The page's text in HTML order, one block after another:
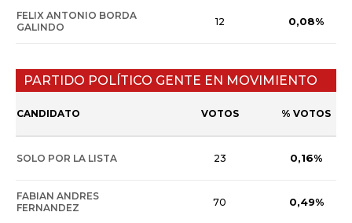
FELIX ANTONIO BORDA
GALINDO
12 0,08%
PARTIDO POLÍTICO GENTE EN MOVIMIENTO
CANDIDATO VOTOS % VOTOS
SOLO POR LA LISTA 23 0,16%
FABIAN ANDRES
FERNANDEZ
70 0,49%